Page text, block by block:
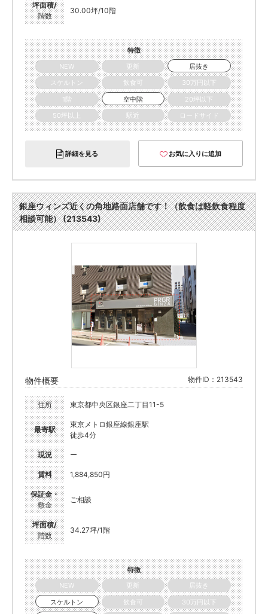
坪面積/
階数
30.00坪/10階
特徴
NEW
更新
居抜き
スケルトン
飲食可
30万円以下
1階
空中階
20坪以下
50坪以上
駅近 ロードサイド
詳細を見る お気に入りに追加
銀座ウィンズ近くの角地路面店舗です！（飲食は軽飲食程度
相談可能） (213543)
物件概要 物件ID：213543
住所 東京都中央区銀座二丁目11-5
最寄駅
東京メトロ銀座線銀座駅
徒歩4分
現況 ー
賃料 1,884,850円
保証金・
敷金
ご相談
坪面積/
階数
34.27坪/1階
特徴
NEW
更新
居抜き
スケルトン
飲食可
30万円以下